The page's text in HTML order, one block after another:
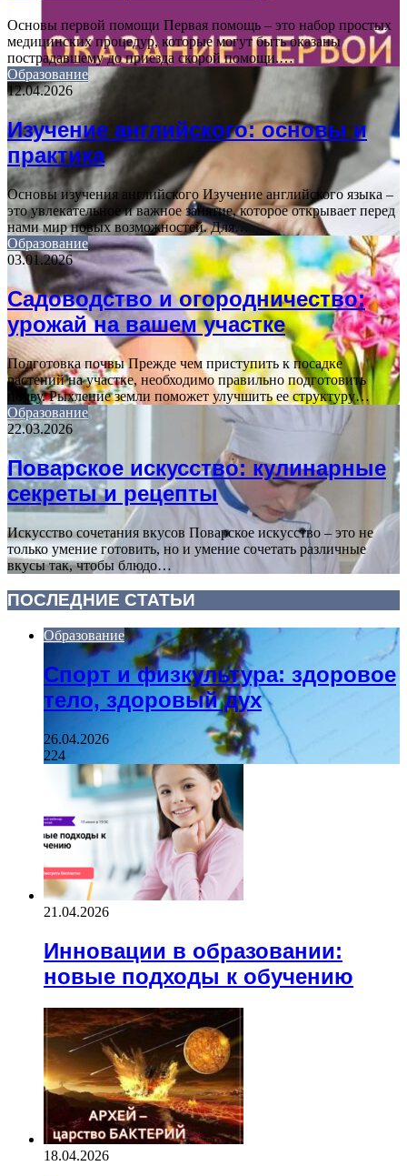
Основы первой помощи Первая помощь – это набор простых
медицинских процедур, которые могут быть оказаны
пострадавшему до приезда скорой помощи.…
Образование
12.04.2026
Изучение английского: основы и
практика
Основы изучения английского Изучение английского языка –
это увлекательное и важное занятие, которое открывает перед
нами мир новых возможностей. Для…
Образование
03.01.2026
Садоводство и огородничество:
урожай на вашем участке
Подготовка почвы Прежде чем приступить к посадке
растений на участке, необходимо правильно подготовить
почву. Рыхление земли поможет улучшить ее структуру…
Образование
22.03.2026
Поварское искусство: кулинарные
секреты и рецепты
Искусство сочетания вкусов Поварское искусство – это не
только умение готовить, но и умение сочетать различные
вкусы так, чтобы блюдо…
ПОСЛЕДНИЕ СТАТЬИ
Образование
Спорт и физкультура: здоровое
тело, здоровый дух
26.04.2026
224
21.04.2026
Инновации в образовании:
новые подходы к обучению
18.04.2026